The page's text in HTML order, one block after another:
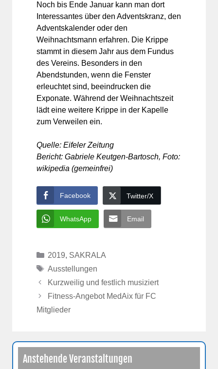
Noch bis Ende Januar kann man dort
Interessantes über den Adventskranz, den
Adventskalender oder den
Weihnachtsmann erfahren. Die Krippe
stammt in diesem Jahr aus dem Fundus
des Vereins. Besonders in den
Abendstunden, wenn die Fenster
erleuchtet sind, beeindrucken die
Exponate. Während der Weihnachtszeit
lädt eine weitere Krippe in der Kapelle
zum Verweilen ein.
Quelle: Eifeler Zeitung
Bericht: Gabriele Keutgen-Bartosch, Foto:
wikipedia (gemeinfrei)
Facebook Twitter/X
WhatsApp Email
Kategorien
2019, SAKRALA
Schlagwörter
Ausstellungen
Kurzweilig und festlich musiziert
Fitness-Angebot MedAix für FC
Mitglieder
Anstehende Veranstaltungen